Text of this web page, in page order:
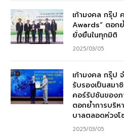
เก้ามงคล กรุ๊ป
Awards” ตอก
ยั่งยืนในทุกมิติ
2025/03/05
เก้ามงคล กรุ๊ป
รับรองเป็นสมา
คอร์รัปชันของภ
ตอกย้ำการบริห
บาลตลอดห่วง
2025/03/05